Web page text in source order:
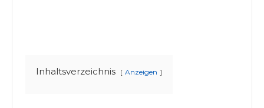
Inhaltsverzeichnis Anzeigen